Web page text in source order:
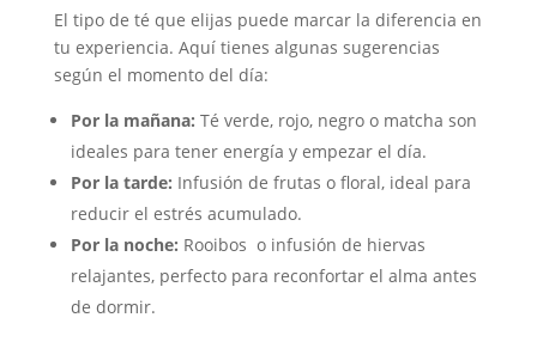
El tipo de té que elijas puede marcar la diferencia en
tu experiencia. Aquí tienes algunas sugerencias
según el momento del día:
Por la mañana: Té verde, rojo, negro o matcha son
ideales para tener energía y empezar el día.
Por la tarde: Infusión de frutas o floral, ideal para
reducir el estrés acumulado.
Por la noche: Rooibos o infusión de hiervas
relajantes, perfecto para reconfortar el alma antes
de dormir.